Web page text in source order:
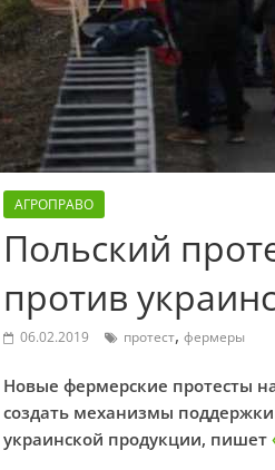
АГРОПРАВО
Польский
против
06.02.2019 протест, фермеры
Новые фермерские протесты
создать механизмы
украинской продукции, пишет